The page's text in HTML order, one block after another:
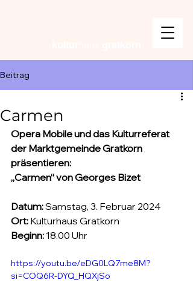
Beitrag
Carmen
Opera Mobile und das Kulturreferat
der Marktgemeinde Gratkorn
präsentieren:
„Carmen“ von Georges Bizet
Datum: Samstag, 3. Februar 2024
Ort: Kulturhaus Gratkorn
Beginn: 18.00 Uhr
https://youtu.be/eDG0LQ7me8M?
si=COQ6R-DYQ_HQXjSo